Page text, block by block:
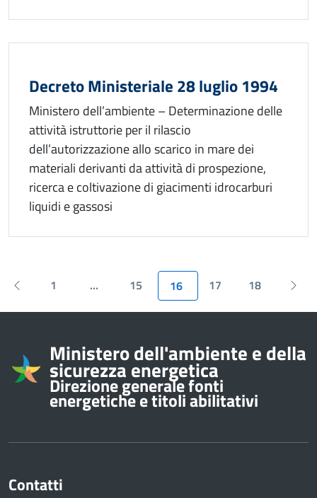
Decreto Ministeriale 28 luglio 1994
Ministero dell’ambiente – Determinazione delle
attività istruttorie per il rilascio
dell’autorizzazione allo scarico in mare dei
materiali derivanti da attività di prospezione,
ricerca e coltivazione di giacimenti idrocarburi
liquidi e gassosi
Pagina precedente
1 … 15 16 17 18
Informazioni su
Ministero dell'ambiente e della
sicurezza energetica
Direzione generale fonti
energetiche e titoli abilitativi
Contatti